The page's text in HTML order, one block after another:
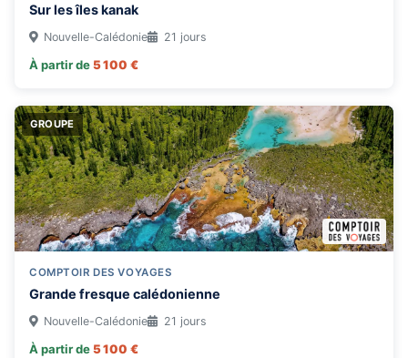
Sur les îles kanak
Nouvelle-Calédonie 21 jours
À partir de5 100 €
GROUPE
COMPTOIR DES VOYAGES
Grande fresque calédonienne
Nouvelle-Calédonie 21 jours
À partir de5 100 €